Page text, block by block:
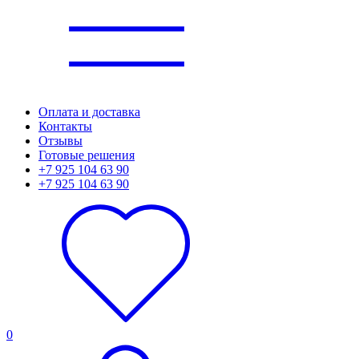
Оплата и доставка
Контакты
Отзывы
Готовые решения
+7 925 104 63 90
+7 925 104 63 90
0